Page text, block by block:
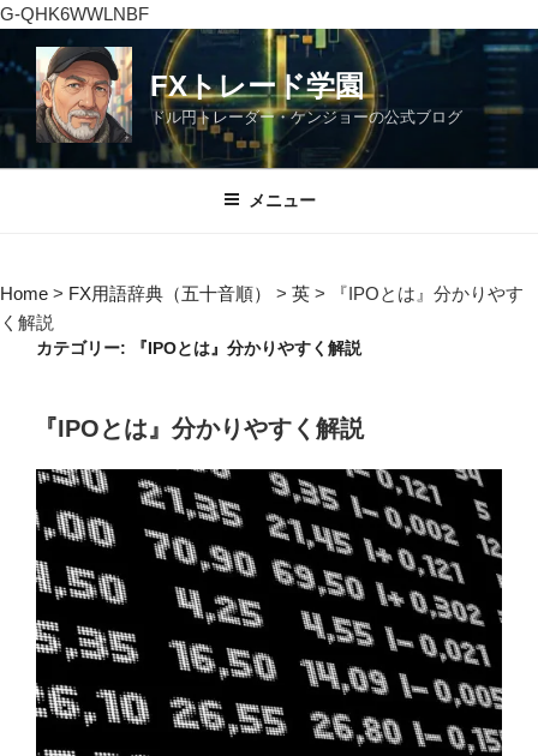
G-QHK6WWLNBF
ン
ン
ツ
プ
FXトレード学園
ドル円トレーダー・ケンジョーの公式ブログ
メニュー
Home > FX用語辞典（五十音順） > 英 >
『IPOとは』分かりやす
く解説
カテゴリー: 『IPOとは』分かりやすく解説
投『IPOとは』分かりやすく解説